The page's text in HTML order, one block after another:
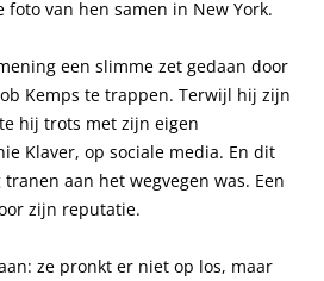
van hen samen in New York.
een slimme zet gedaan door
Kemps te trappen. Terwijl hij zijn
hij trots met zijn eigen
Klaver, op sociale media. En dit
aan het wegvegen was. Een
zijn reputatie.
ze pronkt er niet op los, maar